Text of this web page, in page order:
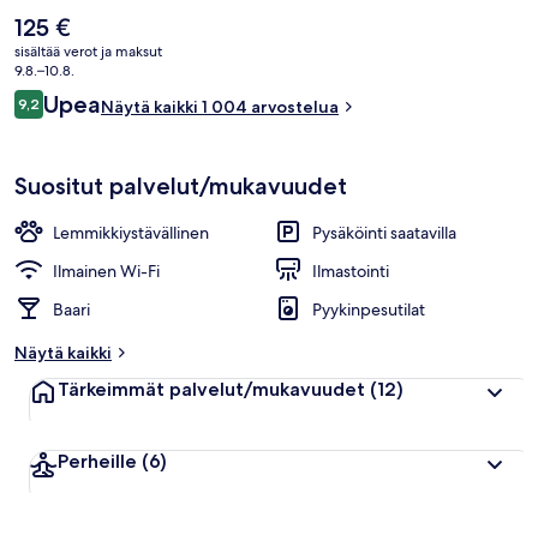
Nykyinen
hinta
on
125 €
125 €
sisältää verot ja maksut
9.8.–10.8.
Arvostelut
9,29,2 kautta 10.
UpeaNäytä kaikki 1 004 arvostelua
Suositut palvelut/mukavuudet
Lemmikkiystävällinen
Pysäköinti saatavilla
Ilmainen Wi-Fi
Ilmastointi
Baari
Pyykinpesutilat
Näytä kaikki
Tärkeimmät palvelut/mukavuudet (12)
Perheille (6)